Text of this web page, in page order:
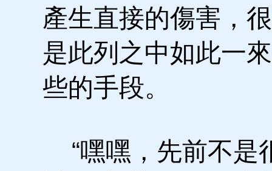
產生直接的傷害，
是此列之中如此一
些的手段。
“嘿嘿，先前不是